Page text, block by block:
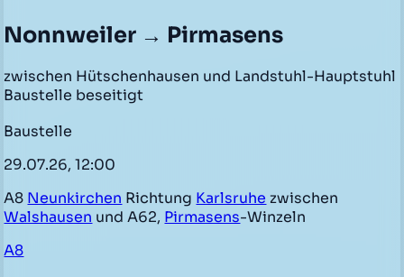
Nonnweiler → Pirmasens
zwischen Hütschenhausen und Landstuhl-Hauptstuhl
Baustelle beseitigt
Baustelle
29.07.26, 12:00
A8 Neunkirchen Richtung Karlsruhe zwischen
Walshausen und A62, Pirmasens-Winzeln
A8